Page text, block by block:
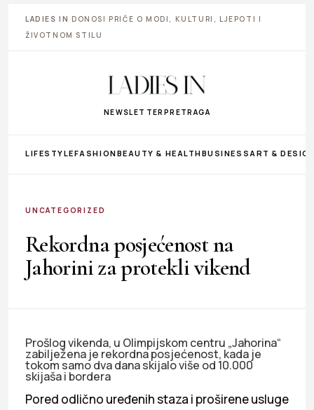
LADIES IN DONOSI PRIČE O MODI, KULTURI, LJEPOTI I
ŽIVOTNOM STILU
NEWSLETTER PRETRAGA
LIFESTYLEFASHIONBEAUTY & HEALTHBUSINESS ART &
UNCATEGORIZED
Rekordna posjećenost na
Jahorini za protekli vikend
Prošlog vikenda, u Olimpijskom centru „Jahorina“
zabilježena je rekordna posjećenost, kada je
tokom samo dva dana skijalo više od 10.000
skijaša i bordera
Pored odlično uređenih staza i proširene usluge